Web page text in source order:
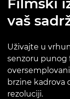
Filmski
vaš
Uživajte u
senzoru punog
brzine kadrova
rezoluciji.